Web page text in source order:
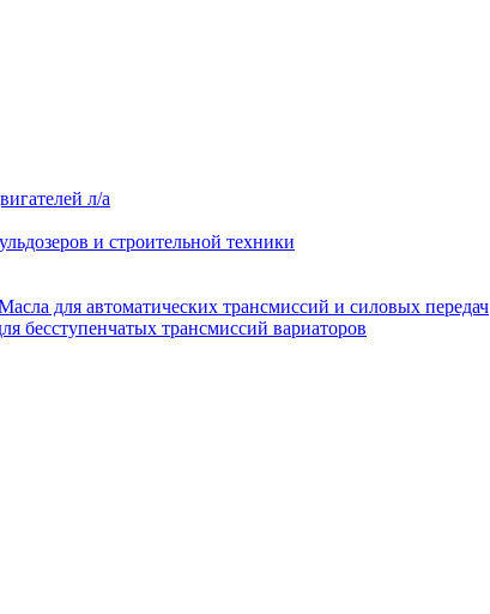
л/а
и строительной техники
для автоматических трансмиссий и силовых передач
бесступенчатых трансмиссий вариаторов